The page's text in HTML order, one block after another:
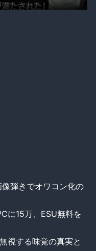
弾きでオワコン化の
に15万、ESU無料を
視する味覚の真実と